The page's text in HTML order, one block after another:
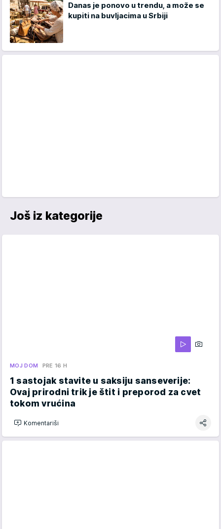
Danas je ponovo u trendu, a može se
kupiti na buvljacima u Srbiji
Još iz kategorije
MOJ DOM PRE 16 H
1 sastojak stavite u saksiju sanseverije:
Ovaj prirodni trik je štit i preporod za cvet
tokom vrućina
Komentariši